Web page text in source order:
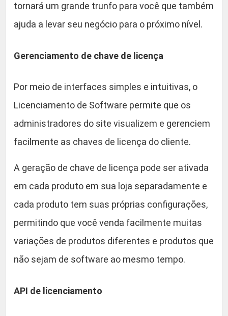
w
n
o
d
q
u
a
t
d
a
d
tornará um grande trunfo para você que também
ajuda a levar seu negócio para o próximo nível.
Gerenciamento de chave de licença
Por meio de interfaces simples e intuitivas, o
Licenciamento de Software permite que os
administradores do site visualizem e gerenciem
facilmente as chaves de licença do cliente.
A geração de chave de licença pode ser ativada
em cada produto em sua loja separadamente e
cada produto tem suas próprias configurações,
permitindo que você venda facilmente muitas
variações de produtos diferentes e produtos que
não sejam de software ao mesmo tempo.
API de licenciamento